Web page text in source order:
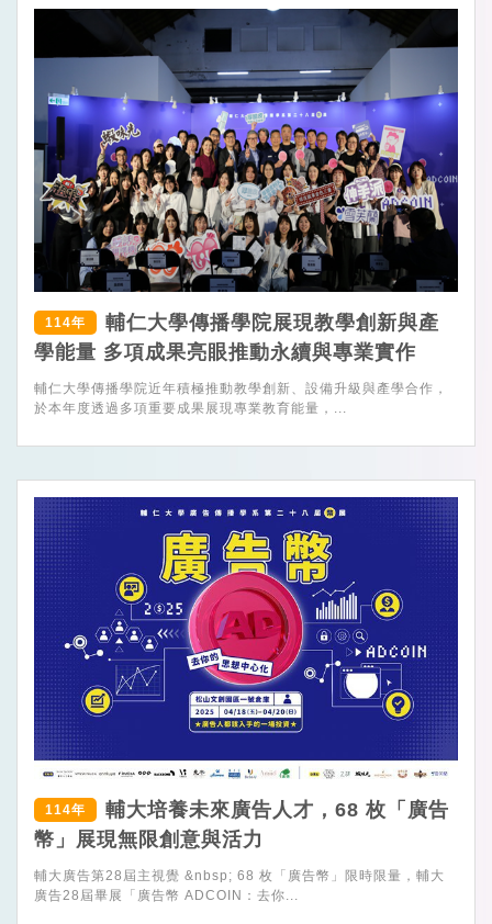
114年
輔仁大學傳播學院展現教學創新與產
學能量 多項成果亮眼推動永續與專業實作
輔仁大學傳播學院近年積極推動教學創新、設備升級與產學合作，
於本年度透過多項重要成果展現專業教育能量，...
114年
輔大培養未來廣告人才，68 枚「廣告
幣」展現無限創意與活力
輔大廣告第28屆主視覺 &nbsp; 68 枚「廣告幣」限時限量，輔大
廣告28屆畢展「廣告幣 ADCOIN：去你...